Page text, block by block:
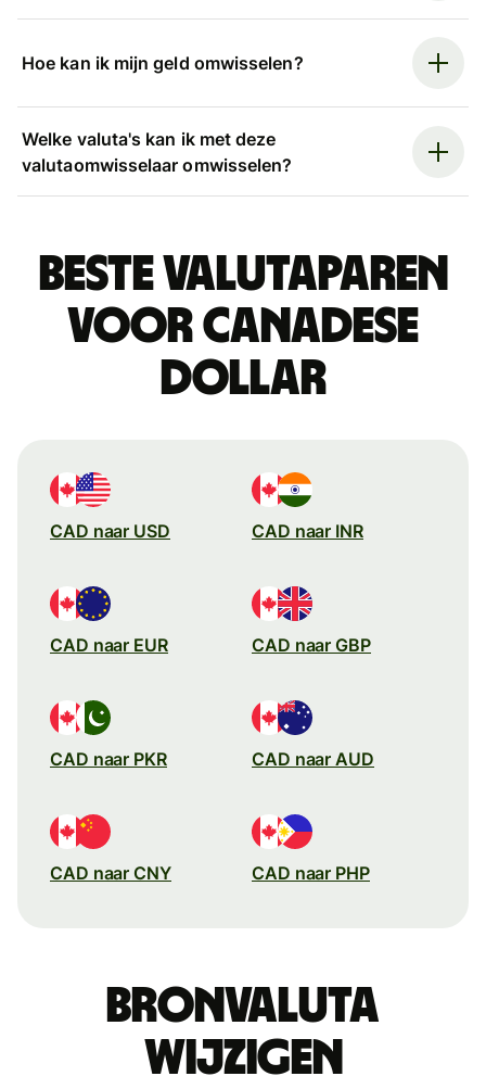
Hoe kan ik mijn geld omwisselen?
Welke valuta's kan ik met deze
valutaomwisselaar omwisselen?
Beste valutaparen
voor Canadese
dollar
CAD naar USD CAD naar INR
CAD naar EUR CAD naar GBP
CAD naar PKR CAD naar AUD
CAD naar CNY CAD naar PHP
Bronvaluta
wijzigen